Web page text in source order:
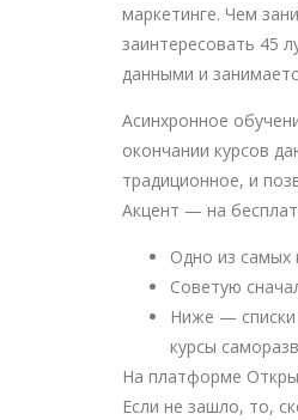
маркетинге. Чем
заинтересовать 45
данными и
Асинхронное
окончании курсов
традиционное, и
Акцент — на
Одно из самых
Советую
Ниже — списки
курсы
На платформе
Если не зашло, то,